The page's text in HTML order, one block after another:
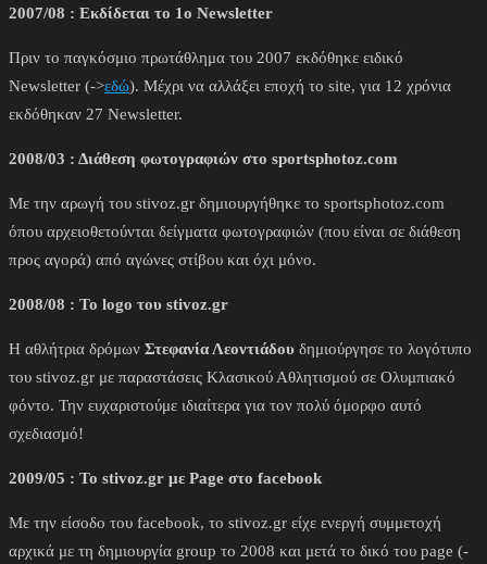
2007/08 : Εκδίδεται το 1ο Newsletter
Πριν το παγκόσμιο πρωτάθλημα του 2007 εκδόθηκε ειδικό
Newsletter (->εδώ). Μέχρι να αλλάξει εποχή το site, για 12 χρόνια
εκδόθηκαν 27 Newsletter.
2008/03 : Διάθεση φωτογραφιών στο sportsphotoz.com
Με την αρωγή του stivoz.gr δημιουργήθηκε το sportsphotoz.com
όπου αρχειοθετούνται δείγματα φωτογραφιών (που είναι σε διάθεση
προς αγορά) από αγώνες στίβου και όχι μόνο.
2008/08 : Το logo του stivoz.gr
H αθλήτρια δρόμων Στεφανία Λεοντιάδου δημιούργησε το λογότυπο
του stivoz.gr με παραστάσεις Κλασικού Αθλητισμού σε Ολυμπιακό
φόντο. Την ευχαριστούμε ιδιαίτερα για τον πολύ όμορφο αυτό
σχεδιασμό!
2009/05 : Το stivoz.gr με Page στο facebook
Με την είσοδο του facebook, το stivoz.gr είχε ενεργή συμμετοχή
αρχικά με τη δημιουργία group το 2008 και μετά το δικό του page (-